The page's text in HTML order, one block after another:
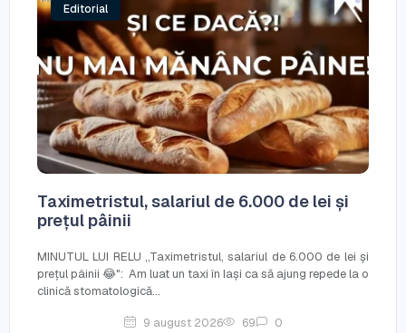
Editorial
Taximetristul, salariul de 6.000 de lei și
prețul pâinii
MINUTUL LUI RELU ,,Taximetristul, salariul de 6.000 de lei și
prețul pâinii 😂": Am luat un taxi în Iași ca să ajung repede la o
clinică stomatologică...
9 august 2026 69 0